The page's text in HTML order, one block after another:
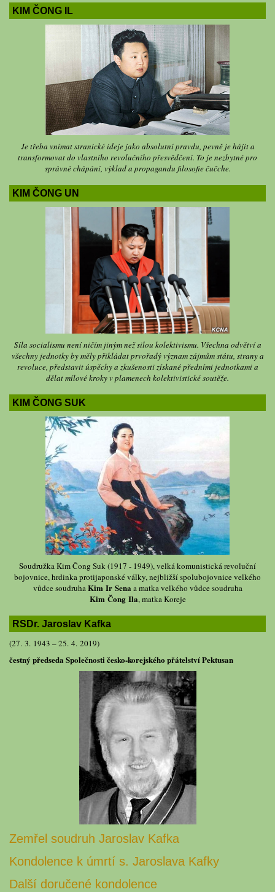
KIM ČONG IL
Je třeba vnímat stranické ideje jako absolutní pravdu, pevně je hájit a
transformovat do vlastního revolučního přesvědčení. To je nezbytné pro
správné chápání, výklad a propagandu filosofie čučche.
KIM ČONG UN
Síla socialismu není ničím jiným než silou kolektivismu. Všechna odvětví a
všechny jednotky by měly přikládat prvořadý význam zájmům státu, strany a
revoluce, představit úspěchy a zkušenosti získané předními jednotkami a
dělat mílové kroky v plamenech kolektivistické soutěže.
KIM ČONG SUK
Soudružka Kim Čong Suk (1917 - 1949), velká komunistická revoluční
bojovnice, hrdinka protijaponské války, nejbližší spolubojovnice velkého
vůdce soudruhaKim Ir Sena a matka velkého vůdce soudruha
Kim Čong Ila, matka Koreje
RSDr. Jaroslav Kafka
(27. 3. 1943 – 25. 4. 2019)
čestný předseda Společnosti česko-korejského přátelství Pektusan
Zemřel soudruh Jaroslav Kafka
Kondolence k úmrtí s. Jaroslava Kafky
Další doručené kondolence